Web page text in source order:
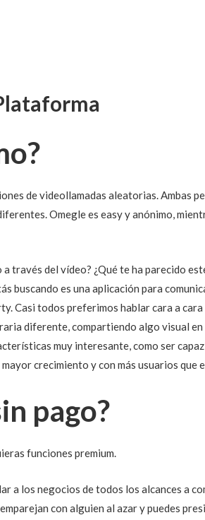
de videollamadas aleatorias. Ambas
Omegle es easy y anónimo,
través del vídeo? ¿Qué te ha parecido
buscando es una aplicación para
Casi todos preferimos hablar cara a
diferente, compartiendo algo visual
muy interesante, como ser
crecimiento y con más usuarios que
pago?
funciones premium.
a los negocios de todos los alcances a
con alguien al azar y puedes